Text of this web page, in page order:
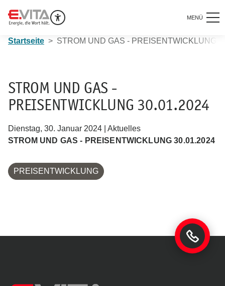
MENÜ
Startseite STROM UND GAS - PREISENTWICKLUNG
STROM UND GAS -
PREISENTWICKLUNG 30.01.2024
Dienstag, 30. Januar 2024 | Aktuelles
STROM UND GAS - PREISENTWICKLUNG 30.01.2024
PREISENTWICKLUNG